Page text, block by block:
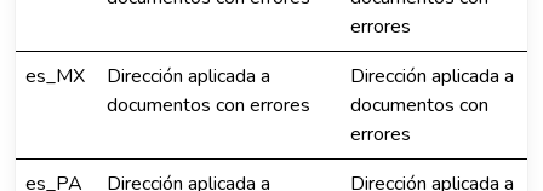
errores
es_MX
Dirección aplicada a
documentos con errores
Dirección aplicada a
documentos con
errores
es_PA
Dirección aplicada a
Dirección aplicada a